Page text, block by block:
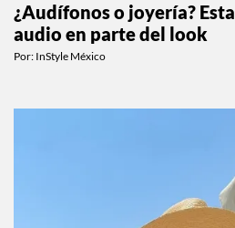
¿Audífonos o joyería?
audio en parte del look
Por: InStyle México